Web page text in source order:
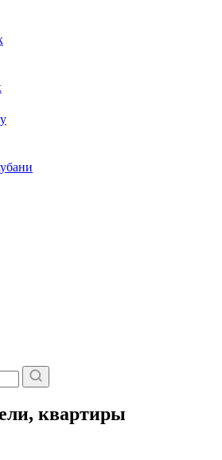
квартиры